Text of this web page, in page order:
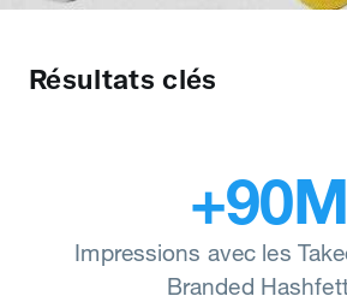
Résultats clés
+90M
Impressions avec les
Branded